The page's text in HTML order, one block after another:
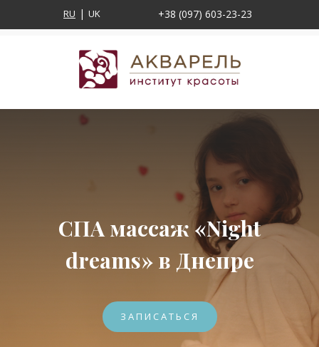
RU UK +38 (097) 603-23-23
СПА массаж «Night
dreams» в Днепре
ЗАПИСАТЬСЯ